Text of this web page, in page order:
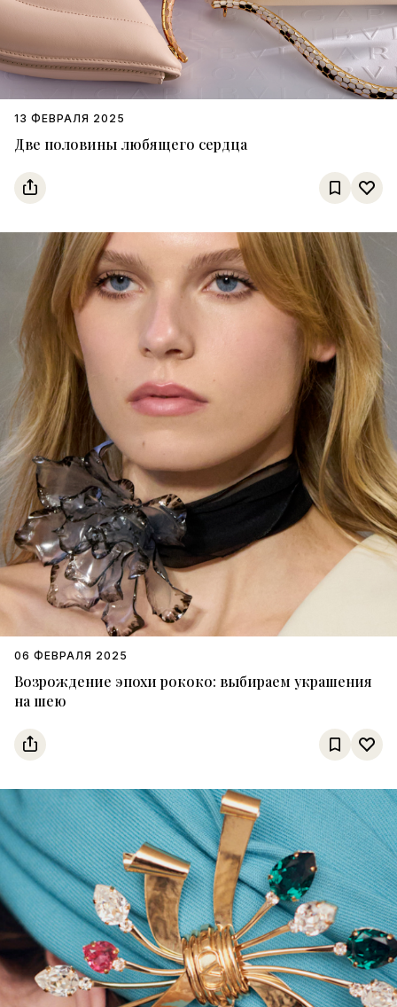
Две половины любящего сердца
13 ФЕВРАЛЯ 2025
Возрождение эпохи рококо: выбираем украшения
на шею
06 ФЕВРАЛЯ 2025